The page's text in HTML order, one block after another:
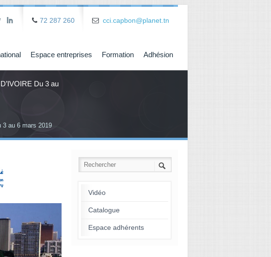
I 72 287 260 cci.capbon@planet.tn
Espace entreprises Formation Adhésion
Du 3 au
3 au 6 mars 2019
Vidéo
Catalogue
Espace adhérents